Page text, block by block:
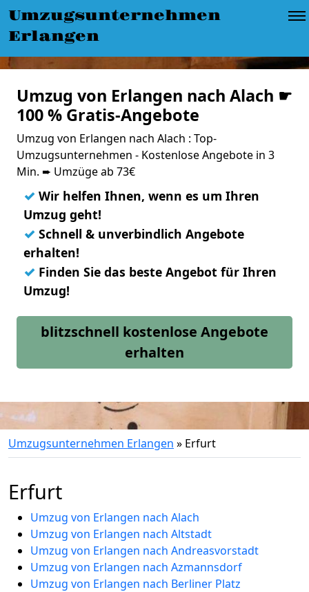
Umzugsunternehmen
Erlangen
Umzug von Erlangen nach Alach ☛
100 % Gratis-Angebote
Umzug von Erlangen nach Alach : Top-
Umzugsunternehmen - Kostenlose Angebote in 3
Min. ➨ Umzüge ab 73€
✓ Wir helfen Ihnen, wenn es um Ihren
Umzug geht!
✓ Schnell & unverbindlich Angebote
erhalten!
✓ Finden Sie das beste Angebot für Ihren
Umzug!
blitzschnell kostenlose Angebote
erhalten
Umzugsunternehmen Erlangen » Erfurt
Erfurt
Umzug von Erlangen nach Alach
Umzug von Erlangen nach Altstadt
Umzug von Erlangen nach Andreasvorstadt
Umzug von Erlangen nach Azmannsdorf
Umzug von Erlangen nach Berliner Platz